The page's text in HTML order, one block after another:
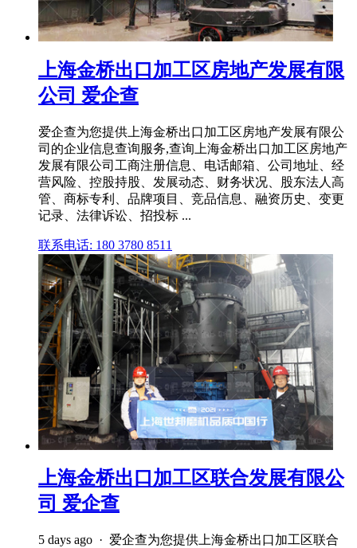
上海金桥出口加工区房地产发展有限
公司 爱企查
爱企查为您提供上海金桥出口加工区房地产发展有限公
司的企业信息查询服务,查询上海金桥出口加工区房地产
发展有限公司工商注册信息、电话邮箱、公司地址、经
营风险、控股持股、发展动态、财务状况、股东法人高
管、商标专利、品牌项目、竞品信息、融资历史、变更
记录、法律诉讼、招投标 ...
联系电话: 180 3780 8511
上海金桥出口加工区联合发展有限公
司 爱企查
5 days ago · 爱企查为您提供上海金桥出口加工区联合